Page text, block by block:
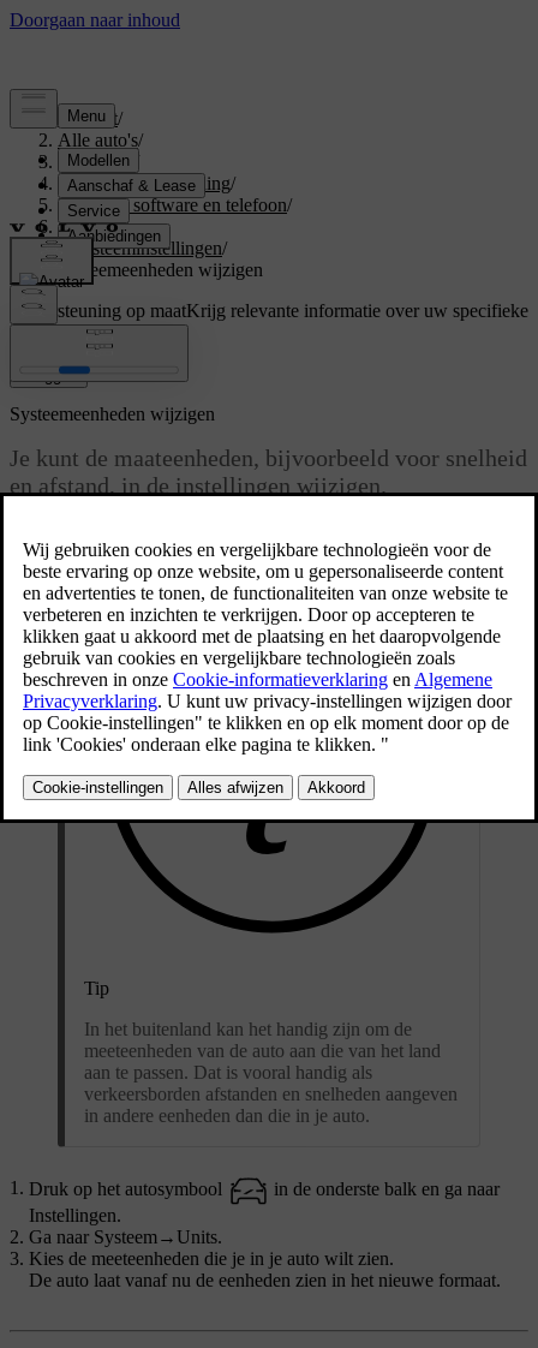
Support/
Alle auto's/
V60 2027
Gebruikershandleiding/
Displays, software en telefoon/
Displays/
Systeeminstellingen/
Systeemeenheden wijzigen
Ondersteuning op maatKrijg relevante informatie over uw specifieke
auto.
Inloggen
Systeemeenheden wijzigen
Je kunt de maateenheden, bijvoorbeeld voor snelheid
en afstand, in de instellingen wijzigen.
Tip
In het buitenland kan het handig zijn om de
meeteenheden van de auto aan die van het land
aan te passen. Dat is vooral handig als
verkeersborden afstanden en snelheden aangeven
in andere eenheden dan die in je auto.
Druk op het autosymbool
in de onderste balk en ga naar
Instellingen.
Ga naar Systeem →Units.
Kies de meeteenheden die je in je auto wilt zien.
De auto laat vanaf nu de eenheden zien in het nieuwe formaat.